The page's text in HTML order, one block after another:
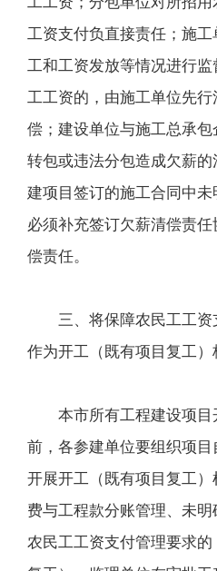
工资支付负直接责任；施
工和工资发放等情况进行
工工资的，由施工单位先
偿；建设单位与施工总承包
转包或违法分包造成欠薪
建项目签订的施工合同中未
必须补充签订欠薪清偿责
偿责任。
三、将保障农民工工资
作为开工（既有项目复工）
本市所有工程建设项目
前，各参建单位要组织项
开展开工（既有项目复工
费与工程款分账管理、未
农民工工资支付管理要求的